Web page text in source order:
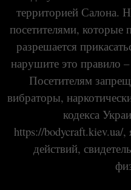
территорией Салона.
посетителями, которые
разрешается
нарушите это правило
Посетителям
вибраторы,
кодекса
https://
действий,